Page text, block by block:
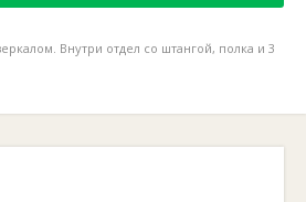
Внутри отдел со штангой, полка и 3